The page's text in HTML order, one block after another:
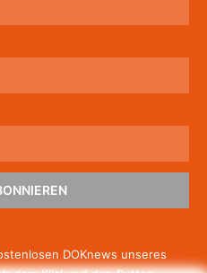
DOKnews unseres